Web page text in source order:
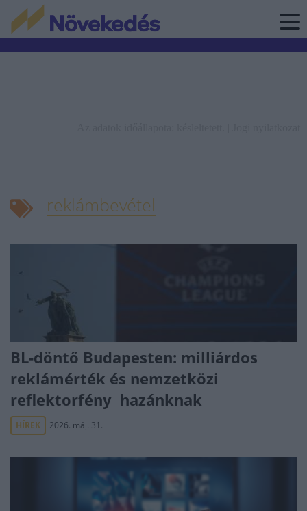
reklámbevétel
BL-döntő Budapesten: milliárdos
reklámérték és nemzetközi
reflektorfény hazánknak
HÍREK 2026. máj. 31.